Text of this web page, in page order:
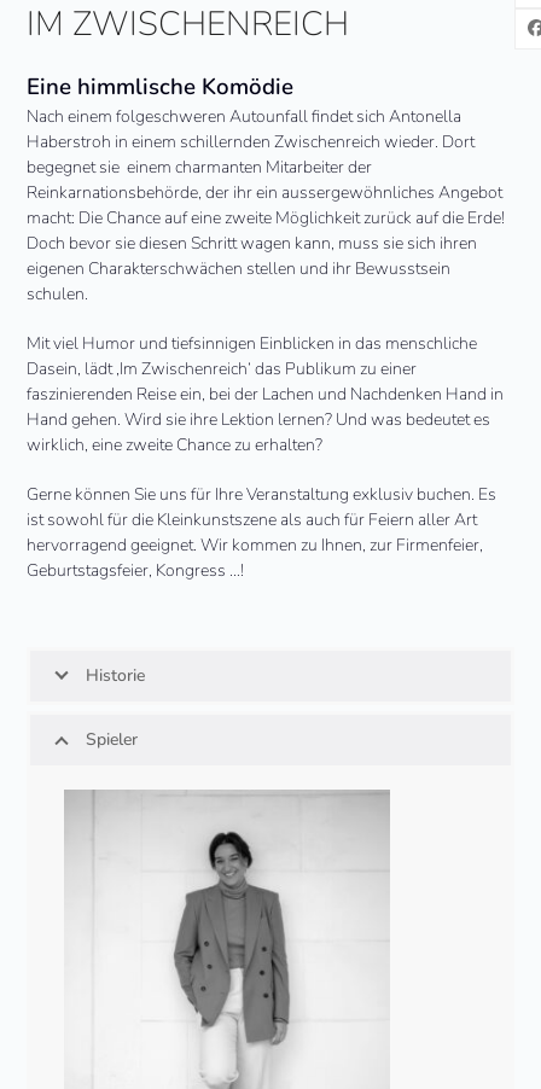
IM ZWISCHENREICH
Eine himmlische Komödie
Nach einem folgeschweren Autounfall findet sich Antonella
Haberstroh in einem schillernden Zwischenreich wieder. Dort
begegnet sie einem charmanten Mitarbeiter der
Reinkarnationsbehörde, der ihr ein aussergewöhnliches Angebot
macht: Die Chance auf eine zweite Möglichkeit zurück auf die Erde!
Doch bevor sie diesen Schritt wagen kann, muss sie sich ihren
eigenen Charakterschwächen stellen und ihr Bewusstsein
schulen.
Mit viel Humor und tiefsinnigen Einblicken in das menschliche
Dasein, lädt ‚Im Zwischenreich‘ das Publikum zu einer
faszinierenden Reise ein, bei der Lachen und Nachdenken Hand in
Hand gehen. Wird sie ihre Lektion lernen? Und was bedeutet es
wirklich, eine zweite Chance zu erhalten?
Gerne können Sie uns für Ihre Veranstaltung exklusiv buchen. Es
ist sowohl für die Kleinkunstszene als auch für Feiern aller Art
hervorragend geeignet. Wir kommen zu Ihnen, zur Firmenfeier,
Geburtstagsfeier, Kongress …!
Historie
Spieler